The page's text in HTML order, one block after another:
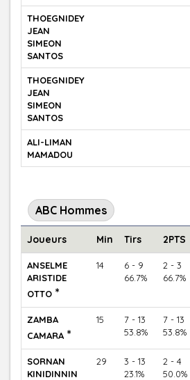
THOEGNIDEY
JEAN
SIMEON
SANTOS
THOEGNIDEY
JEAN
SIMEON
SANTOS
ALI-LIMAN
MAMADOU
ABC Hommes
Joueurs Min Tirs 2PTS
ANSELME
ARISTIDE
OTTO *
14
6 - 9
66.7%
2 - 3
66.7%
ZAMBA
CAMARA *
15
7 - 13
53.8%
7 - 13
53.8%
SORNAN
KINIDINNIN
29
3 - 13
23.1%
2 - 4
50.0%